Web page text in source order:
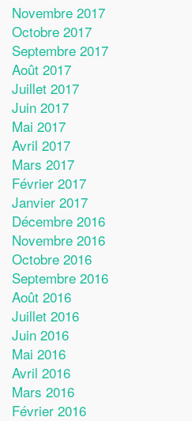
Novembre 2017
Octobre 2017
Septembre 2017
Août 2017
Juillet 2017
Juin 2017
Mai 2017
Avril 2017
Mars 2017
Février 2017
Janvier 2017
Décembre 2016
Novembre 2016
Octobre 2016
Septembre 2016
Août 2016
Juillet 2016
Juin 2016
Mai 2016
Avril 2016
Mars 2016
Février 2016